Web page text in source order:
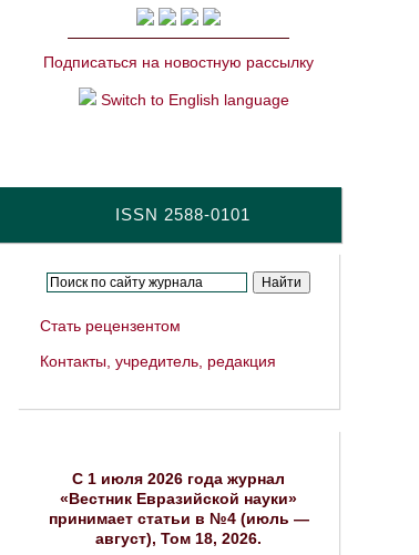
Подписаться на новостную рассылку
Switch to English language
ISSN 2588-0101
Стать рецензентом
Контакты, учредитель, редакция
C 1 июля 2026 года журнал
«Вестник Евразийской науки»
принимает статьи в №4 (июль —
август), Том 18, 2026.